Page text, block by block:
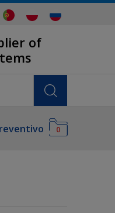
of
0